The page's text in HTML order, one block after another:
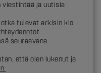
viestintää ja uutisia
tulevat arkisin klo
seuraavana
että olen lukenut ja